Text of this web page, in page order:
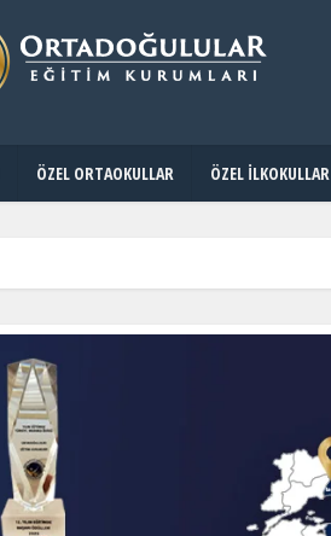
ÖZEL ORTAOKULLAR ÖZEL İLKOKULLAR